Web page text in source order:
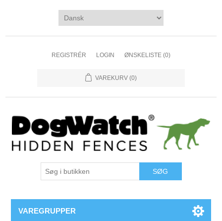
REGISTRÉR LOGIN ØNSKELISTE (0)
VAREKURV (0)
VAREGRUPPER